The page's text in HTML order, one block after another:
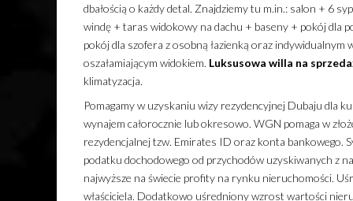
dbałością o każdy detal. Znajdziemy tu m.in.: salon + 6
windę + taras widokowy na dachu + baseny + pokój dla
pokój dla szofera z osobną łazienką oraz indywidualnym
oszałamiającym widokiem. Luksusowa willa na
klimatyzacja.
Pomagamy w uzyskaniu wizy rezydencyjnej Dubaju dla
wynajem całorocznie lub okresowo. WGN pomaga w
rezydencjalnej tzw. Emirates ID oraz konta bankowego.
podatku dochodowego od przychodów uzyskiwanych z
najwyższe na świecie profity na rynku nieruchomości.
właściciela. Dodatkowo uśredniony wzrost wartości